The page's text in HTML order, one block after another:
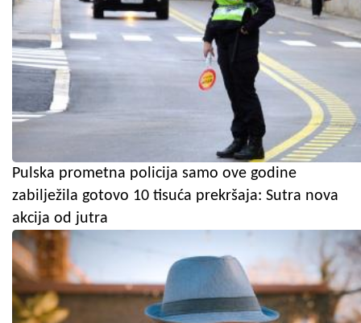
Pulska prometna policija samo ove godine
zabilježila gotovo 10 tisuća prekršaja: Sutra nova
akcija od jutra